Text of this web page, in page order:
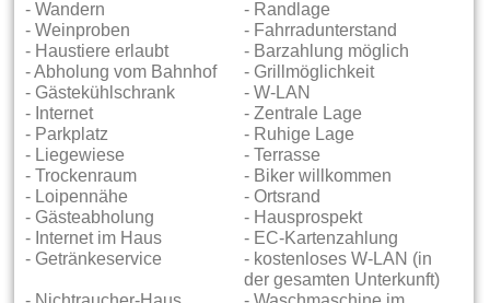
- Wandern
- Randlage
- Weinproben
- Fahrradunterstand
- Haustiere erlaubt
- Barzahlung möglich
- Abholung vom Bahnhof
- Grillmöglichkeit
- Gästekühlschrank
- W-LAN
- Internet
- Zentrale Lage
- Parkplatz
- Ruhige Lage
- Liegewiese
- Terrasse
- Trockenraum
- Biker willkommen
- Loipennähe
- Ortsrand
- Gästeabholung
- Hausprospekt
- Internet im Haus
- EC-Kartenzahlung
- Getränkeservice
- kostenloses W-LAN (in
der gesamten Unterkunft)